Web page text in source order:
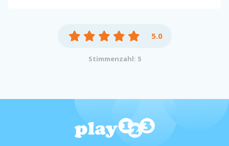
5.0
Stimmenzahl: 5